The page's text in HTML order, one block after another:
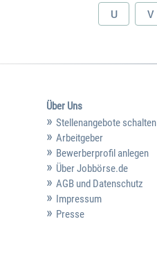
U V
Über Uns
Stellenangebote schalten
Arbeitgeber
Bewerberprofil anlegen
Über Jobbörse.de
AGB und Datenschutz
Impressum
Presse